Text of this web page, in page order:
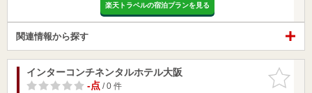
楽天トラベルの宿泊プランを見る
関連情報から探す
お気に入
りに追加
インターコンチネンタルホテル大阪
-点/ 0 件